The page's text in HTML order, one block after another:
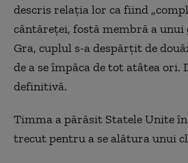
descris relaţia lor ca fiind
cântăreţei, fostă membră a
Gra, cuplul s-a despărţit de
de a se împăca de tot atâtea
definitivă.
Timma a părăsit Statele Unite
trecut pentru a se alătura unui